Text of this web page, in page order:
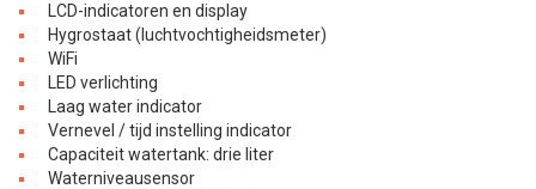
LCD-indicatoren en display
Hygrostaat (luchtvochtigheidsmeter)
WiFi
LED verlichting
Laag water indicator
Vernevel / tijd instelling indicator
Capaciteit watertank: drie liter
Waterniveausensor